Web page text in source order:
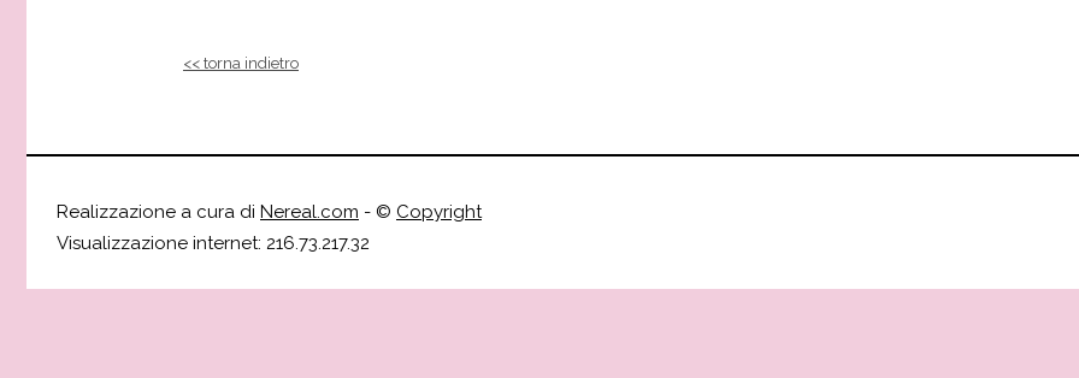
<< torna indietro
Realizzazione a cura di Nereal.com - © Copyright
Visualizzazione internet: 216.73.217.32